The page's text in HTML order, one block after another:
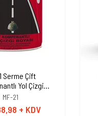
Serme Çift
Yol Çizgi
Boyası 25 kg
Sarı
MF-21
+ KDV